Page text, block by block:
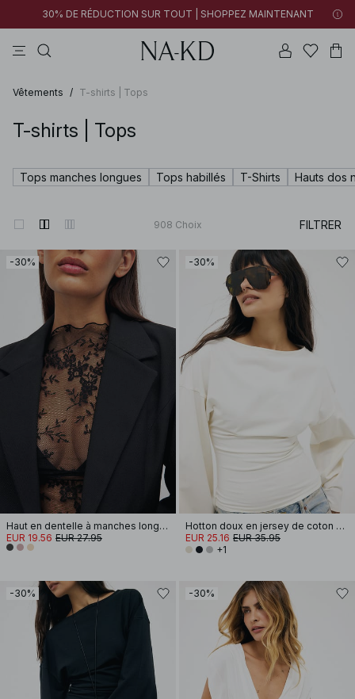
30% DE RÉDUCTION SUR TOUT | SHOPPEZ MAINTENANT
Vêtements / T-shirts | Tops
T-shirts | Tops
Tops manches longues Tops habillés T-Shirts Hauts dos
908 Choix FILTRER
-30%
Haut en dentelle à manches longues
EUR 19.56 EUR 27.95
-30%
Hotton doux en jersey de coton à manches larges
EUR 25.16 EUR 35.95
+1
-30% -30%